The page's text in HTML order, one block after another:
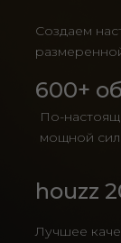
Создаем
600+
По-
мощной
houzz
Лучшее